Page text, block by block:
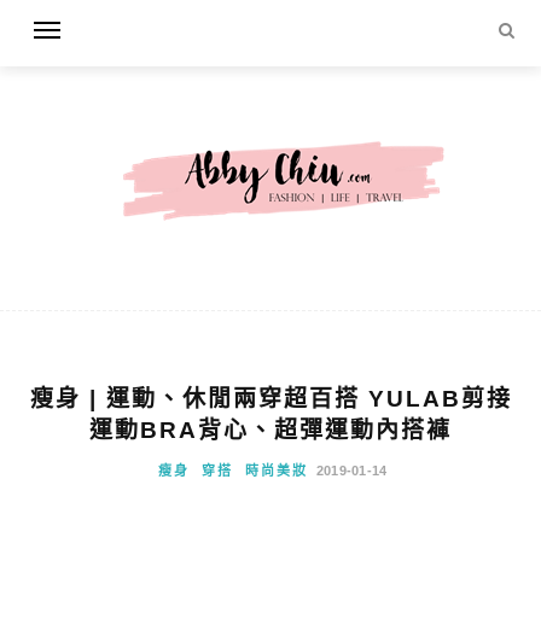
瘦身 | 運動、休閒兩穿超百搭 YULAB剪接
運動BRA背心、超彈運動內搭褲
瘦身 穿搭 時尚美妝 2019-01-14